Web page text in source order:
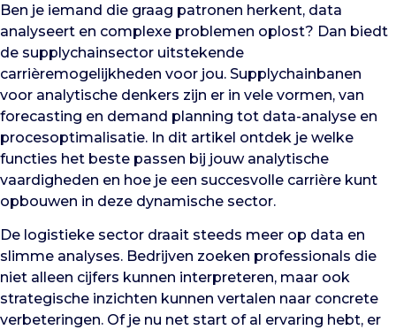
Ben je iemand die graag patronen herkent, data
analyseert en complexe problemen oplost? Dan biedt
de supplychainsector uitstekende
carrièremogelijkheden voor jou. Supplychainbanen
voor analytische denkers zijn er in vele vormen, van
forecasting en demand planning tot data-analyse en
procesoptimalisatie. In dit artikel ontdek je welke
functies het beste passen bij jouw analytische
vaardigheden en hoe je een succesvolle carrière kunt
opbouwen in deze dynamische sector.
De logistieke sector draait steeds meer op data en
slimme analyses. Bedrijven zoeken professionals die
niet alleen cijfers kunnen interpreteren, maar ook
strategische inzichten kunnen vertalen naar concrete
verbeteringen. Of je nu net start of al ervaring hebt, er